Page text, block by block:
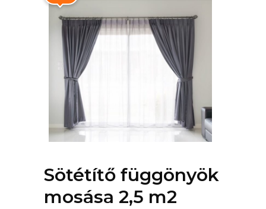
Sötétítő függönyök
mosása 2,5 m2